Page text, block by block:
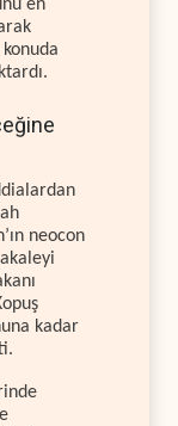
en
neocon
kadar